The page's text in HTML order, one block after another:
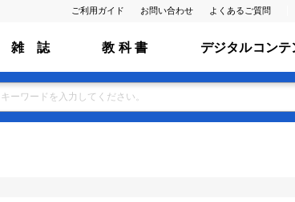
ご利用ガイド お問い合わせ よくあるご質問
雑 誌 教 科 書 デジタルコンテ